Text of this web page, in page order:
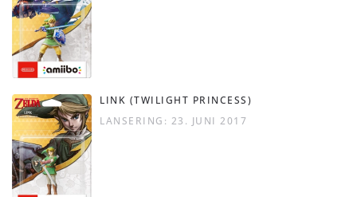
LINK (TWILIGHT PRINCESS)
LANSERING: 23. JUNI 2017